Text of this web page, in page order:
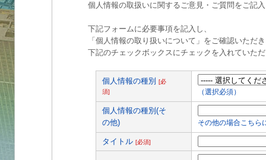
個人情報の取扱いに関するご意見・ご質問をご記
下記フォームに必要事項を記入し、
「個人情報の取り扱いについて」をご確認いただ
下記のチェックボックスにチェックを入れていた
個人情報の種別
[必
須]
（選択必須）
個人情報の種別(そ
の他)
その他の場合こちら
タイトル [必須]